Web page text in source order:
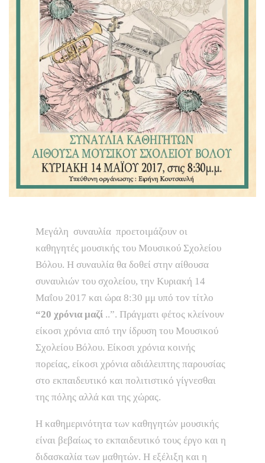
Μεγάλη συναυλία προετοιμάζουν οι
καθηγητές μουσικής του Μουσικού Σχολείου
Βόλου. Η συναυλία θα δοθεί στην αίθουσα
συναυλιών του σχολείου, την Κυριακή 14
Μαΐου 2017 και ώρα 8:30 μμ υπό τον τίτλο
“20 χρόνια μαζί ..”. Πράγματι φέτος κλείνουν
είκοσι χρόνια από την ίδρυση του Μουσικού
Σχολείου Βόλου. Είκοσι χρόνια κοινής
πορείας, είκοσι χρόνια αδιάλειπτης παρουσίας
στο εκπαιδευτικό και πολιτιστικό γίγνεσθαι
της πόλης αλλά και της χώρας.
Η καθημερινότητα των καθηγητών μουσικής
είναι βεβαίως το εκπαιδευτικό τους έργο και η
διδασκαλία των μαθητών. Η εξέλιξη και η